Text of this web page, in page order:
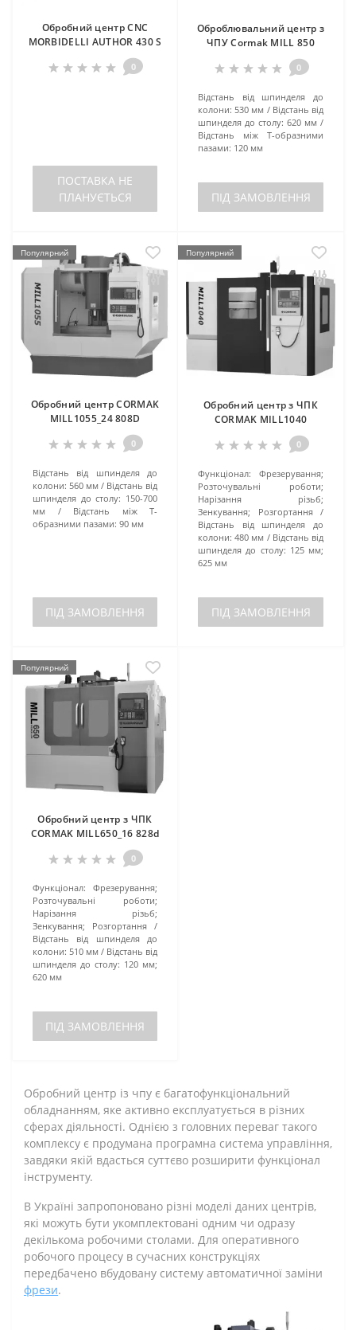
Обробний центр CNC
MORBIDELLI AUTHOR 430 S
0
ПОСТАВКА НЕ
ПЛАНУЄТЬСЯ
Оброблювальний центр з
ЧПУ Cormak MILL 850
0
Відстань від шпинделя до
колони: 530 мм
Відстань від
шпинделя до столу: 620 мм
Відстань між Т-образними
пазами: 120 мм
ПІД ЗАМОВЛЕННЯ
Популярний
Обробний центр CORMAK
MILL1055_24 808D
0
Відстань від шпинделя до
колони: 560 мм
Відстань від
шпинделя до столу: 150-700
мм
Відстань між Т-
образними пазами: 90 мм
ПІД ЗАМОВЛЕННЯ
Популярний
Обробний центр з ЧПК
CORMAK MILL1040
0
Функціонал:
Фрезерування;
Розточувальні роботи;
Нарізання різьб;
Зенкування; Розгортання
Відстань від шпинделя до
колони: 480 мм
Відстань від
шпинделя до столу: 125 мм;
625 мм
ПІД ЗАМОВЛЕННЯ
Популярний
Обробний центр з ЧПК
CORMAK MILL650_16 828d
0
Функціонал:
Фрезерування;
Розточувальні роботи;
Нарізання різьб;
Зенкування; Розгортання
Відстань від шпинделя до
колони: 510 мм
Відстань від
шпинделя до столу: 120 мм;
620 мм
ПІД ЗАМОВЛЕННЯ
Обробний центр із чпу є багатофункціональний
обладнанням, яке активно експлуатується в різних
сферах діяльності. Однією з головних переваг такого
комплексу є продумана програмна система управління,
завдяки якій вдасться суттєво розширити функціонал
інструменту.
В Україні запропоновано різні моделі даних центрів,
які можуть бути укомплектовані одним чи одразу
декількома робочими столами. Для оперативного
робочого процесу в сучасних конструкціях
передбачено вбудовану систему автоматичної заміни
фрези.